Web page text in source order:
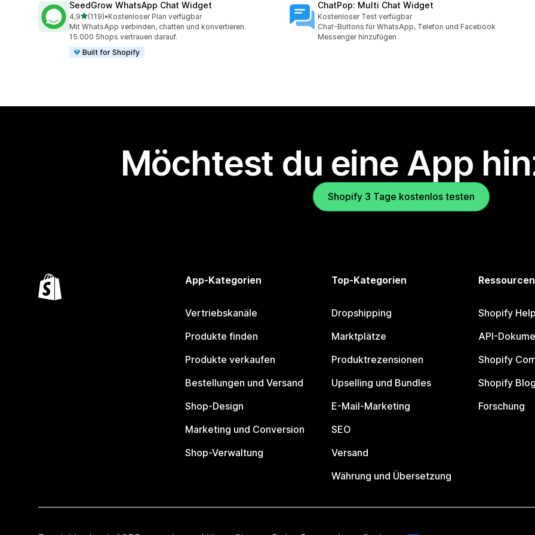
SeedGrow WhatsApp Chat Widget
4,9von 5 Sternen
(119)
119 Rezensionen insgesamt
•Kostenloser Plan verfügbar
Mit WhatsApp verbinden, chatten und konvertieren.
15.000 Shops vertrauen darauf.
Built for Shopify
ChatPop: Multi Chat Widget
Kostenloser Test verfügbar
Chat-Buttons für WhatsApp, Telefon und Facebook
Messenger hinzufügen
Möchtest du eine App
Shopify 3 Tage kostenlos testen
App-Kategorien
Vertriebskanäle
Produkte finden
Produkte verkaufen
Bestellungen und Versand
Shop-Design
Marketing und Conversion
Shop-Verwaltung
Top-Kategorien
Dropshipping
Marktplätze
Produktrezensionen
Upselling und Bundles
E-Mail-Marketing
SEO
Versand
Währung und Übersetzung
Ressourcen
Shopify
API-
Shopify
Shopify Blog
Forschung